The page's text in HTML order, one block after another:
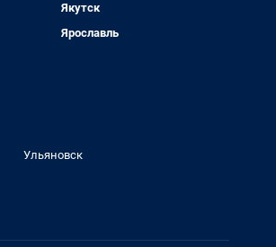
Якутск
Ярославль
Ульяновск